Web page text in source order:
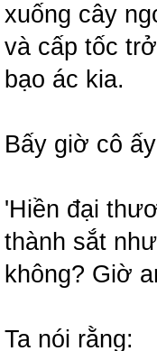
xuống cây
và cấp tốc
bạo ác kia.
Bấy giờ cô
'Hiền đại
thành sắt
không? Giờ
Ta nói rằng: